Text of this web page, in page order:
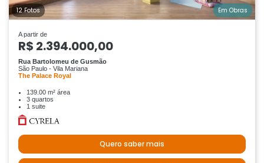
12 Fotos Em Obras
A partir de
R$ 2.394.000,00
Rua Bartolomeu de Gusmão
São Paulo - Vila Mariana
The Palace Royal
139.00 m² área
3 quartos
1 suite
Quero saber mais